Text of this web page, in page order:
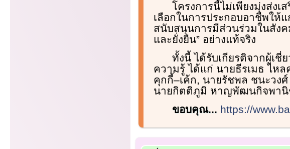
โครงการนี้ไม่เพียงมุ่งส่ง
เลือกในการประกอบอาชีพให้
สนับสนุนการมีส่วนร่วมในสัง
และยั่งยืน” อย่างแท้จริง
ทั้งนี้ ได้รับเกียรติจากผู้เ
ความรู้ ได้แก่ นายธีรเมธ ไห
คุกกี้–เค้ก, นายรัชพล ชนะวง
นายกิตติภูมิ หาญพัฒนกิจพานิ
ขอบคุณ... https://